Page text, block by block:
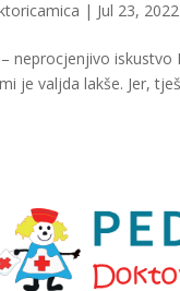
| Jul 23, 2022
neprocjenjivo
je valjda lakše. Jer,